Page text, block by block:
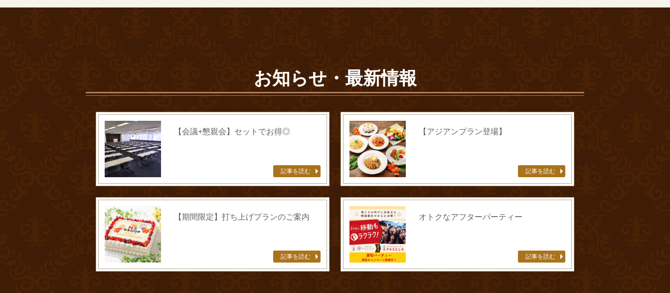
お知らせ・最新情報
【会議+懇親会】セットでお得◎
記事を読む
【アジアンプラン登場】
記事を読む
【期間限定】打ち上げプランのご案内
記事を読む
オトクなアフターパーティー
記事を読む